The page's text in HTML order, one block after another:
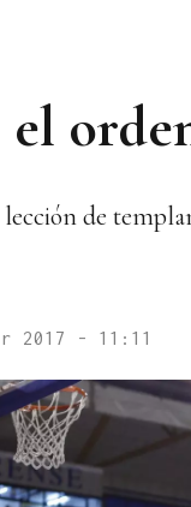
lección de
2017 - 11:11